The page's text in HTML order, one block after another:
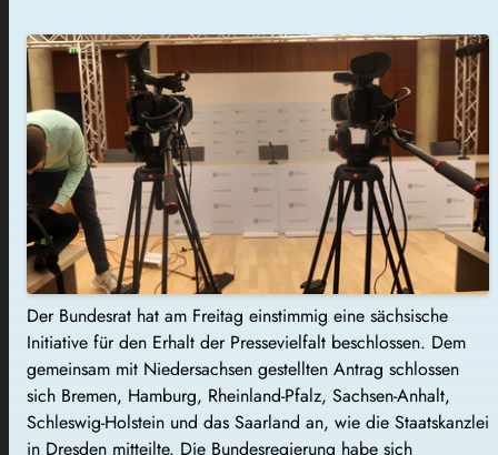
Der Bundesrat hat am Freitag einstimmig eine sächsische
Initiative für den Erhalt der Pressevielfalt beschlossen. Dem
gemeinsam mit Niedersachsen gestellten Antrag schlossen
sich Bremen, Hamburg, Rheinland-Pfalz, Sachsen-Anhalt,
Schleswig-Holstein und das Saarland an, wie die Staatskanzlei
in Dresden mitteilte. Die Bundesregierung habe sich